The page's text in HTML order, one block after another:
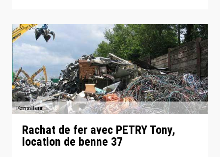
Rachat de fer avec PETRY Tony,
location de benne 37